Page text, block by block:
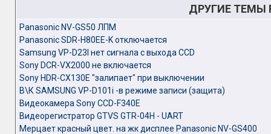
ДРУГИЕ ТЕМЫ
Panasonic NV-GS50 ЛПМ
Panasonic SDR-H80EE-K отключается
Samsung VP-D23I нет сигнала с выхода CCD
Sony DCR-VX2000 не включается
Sony HDR-CX130E "залипает" при выключении
В\К SAMSUNG VP-D101i -в режиме записи (защита)
Видеокамера Sony CCD-F340E
Видеорегистратор GTVS GTR-04H - UART
Мерцает красный цвет. на жк дисплее Panasonic NV-GS400